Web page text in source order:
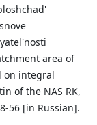
area of
on integral
of the NAS RK,
56 [in Russian].